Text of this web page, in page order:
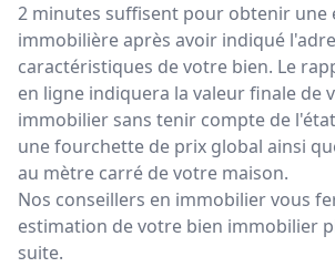
2 minutes suffisent pour obtenir une
immobilière après avoir indiqué
caractéristiques de votre bien. Le
en ligne indiquera la valeur finale de
immobilier sans tenir compte de
une fourchette de prix global ainsi
au mètre carré de votre maison.
Nos conseillers en immobilier vous
estimation de votre bien immobilier
suite.